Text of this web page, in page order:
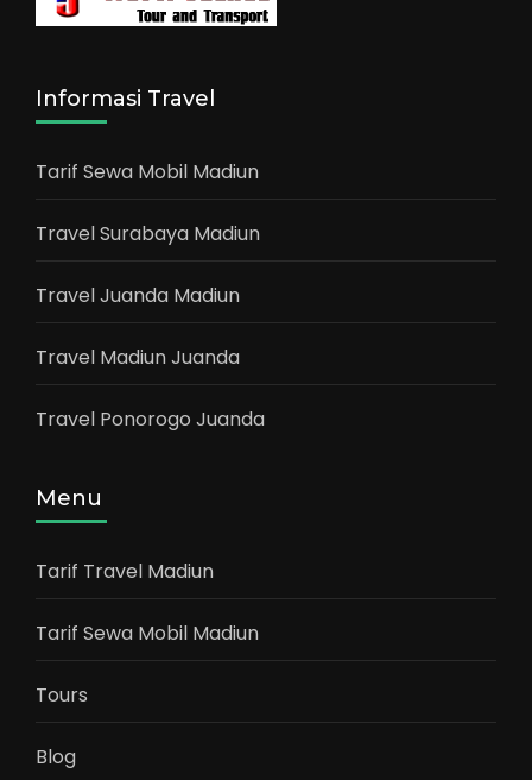
Informasi Travel
Tarif Sewa Mobil Madiun
Travel Surabaya Madiun
Travel Juanda Madiun
Travel Madiun Juanda
Travel Ponorogo Juanda
Menu
Tarif Travel Madiun
Tarif Sewa Mobil Madiun
Tours
Blog